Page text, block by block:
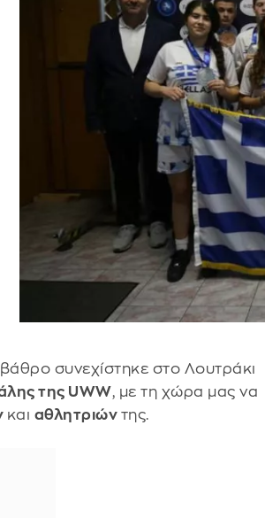
συνεχίστηκε στο Λουτράκι
της UWW, με τη χώρα μας να
και αθλητριών της.